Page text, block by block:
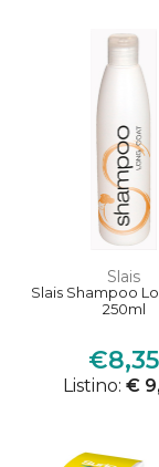
Slais
Slais Shampoo
250ml
€8,35
Listino: €